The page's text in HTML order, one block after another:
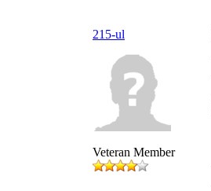
215-ul
Veteran Member